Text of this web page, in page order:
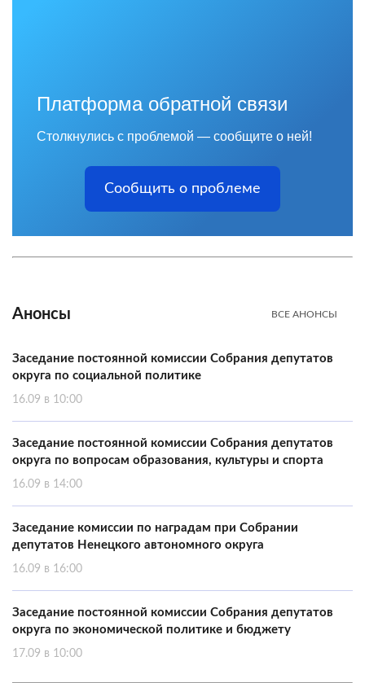
Платформа обратной связи
Столкнулись с проблемой — сообщите о ней!
Сообщить о проблеме
Анонсы ВСЕ АНОНСЫ
Заседание постоянной комиссии Собрания депутатов
округа по социальной политике
16.09 в 10:00
Заседание постоянной комиссии Собрания депутатов
округа по вопросам образования, культуры и спорта
16.09 в 14:00
Заседание комиссии по наградам при Собрании
депутатов Ненецкого автономного округа
16.09 в 16:00
Заседание постоянной комиссии Собрания депутатов
округа по экономической политике и бюджету
17.09 в 10:00